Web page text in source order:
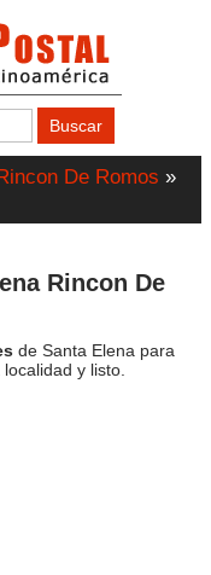
De Romos »
Rincon De
de Santa Elena para
y listo.